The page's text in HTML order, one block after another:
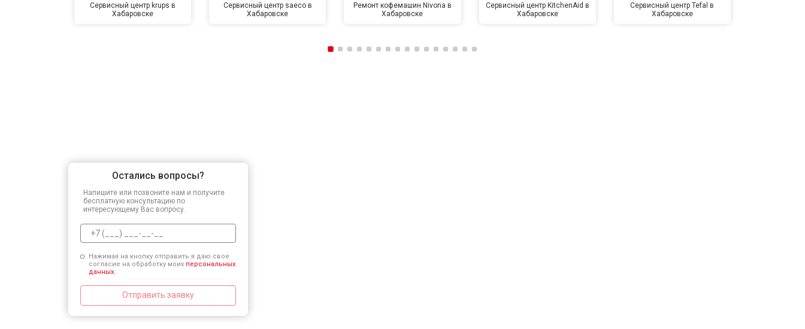
Сервисный центр krups в
Хабаровске
Сервисный центр saeco в
Хабаровске
Ремонт кофемашин Nivona в
Хабаровске
Сервисный центр KitchenAid в
Хабаровске
Сервисный центр Tefal в
Хабаровске
Остались вопросы?
Напишите или позвоните нам и получите
бесплатную консультацию по
интересующему Вас вопросу.
Нажимая на кнопку отправить я даю свое
согласие на обработку моих персональных
данных.
Отправить заявку